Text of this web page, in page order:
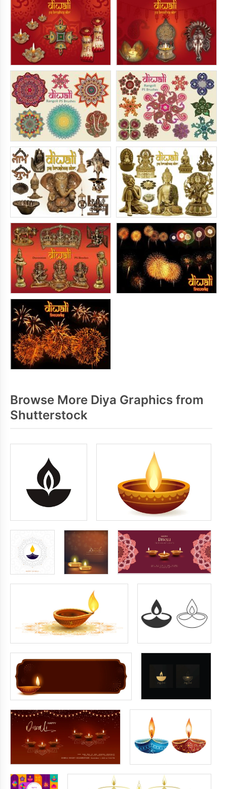
Browse More Diya Graphics from
Shutterstock